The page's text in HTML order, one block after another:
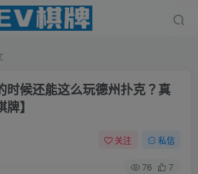
时候还能这么玩德州扑克？真
】
关注 私信
76 7